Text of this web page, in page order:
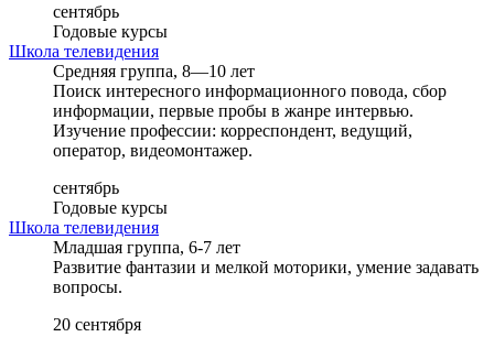
сентябрь
Годовые курсы
Школа телевидения
Средняя группа, 8—10 лет
Поиск интересного информационного повода, сбор
информации, первые пробы в жанре интервью.
Изучение профессии: корреспондент, ведущий,
оператор, видеомонтажер.
сентябрь
Годовые курсы
Школа телевидения
Младшая группа, 6-7 лет
Развитие фантазии и мелкой моторики, умение задавать
вопросы.
20 сентября